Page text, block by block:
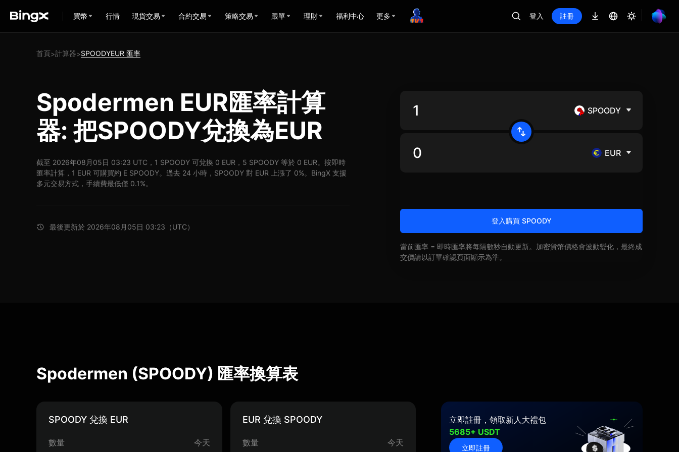
買幣 行情 現貨交易 合約交易 策略交易 跟單 理財 福利中心 更多 登入 註冊
首頁>計算器>SPOODYEUR 匯率
Spodermen EUR匯率計算
器: 把SPOODY兌換為EUR
截至 2026年08月05日 03:23 UTC，1 SPOODY 可兌換 0 EUR，5 SPOODY 等於 0 EUR。按即時
匯率計算，1 EUR 可購買約 E SPOODY。過去 24 小時，SPOODY 對 EUR 上漲了 0%。BingX 支援
多元交易方式，手續費最低僅 0.1%。
最後更新於 2026年08月05日 03:23（UTC）
SPOODY
EUR
登入購買 SPOODY
當前匯率 = 即時匯率將每隔數秒自動更新。加密貨幣價格會波動變化，最終成
交價請以訂單確認頁面顯示為準。
Spodermen (SPOODY) 匯率換算表
SPOODY 兌換 EUR
數量 今天
EUR 兌換 SPOODY
數量 今天
立即註冊，領取新人大禮包
5685+ USDT
立即註冊